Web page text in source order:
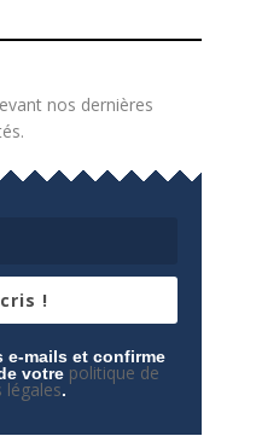
nos dernières
!
e-mails et confirme
votre politique de
légales.